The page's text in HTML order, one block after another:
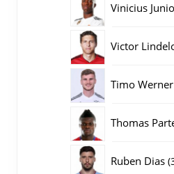
Vinicius
Victor
Timo Werner
Thomas
Ruben Dias